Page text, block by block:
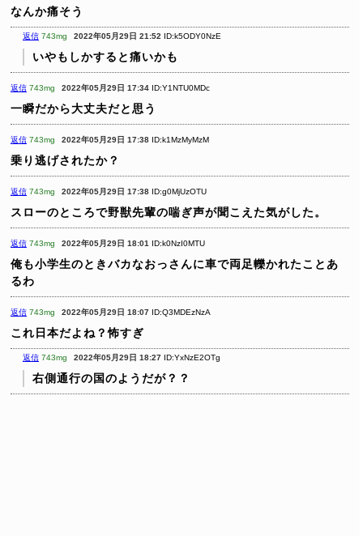
なんか痛そう
返信 743mg 2022年05月29日 21:52 ID:k5ODY0NzE
いやもしかすると痛いかも
返信 743mg 2022年05月29日 17:34 ID:Y1NTU0MDc
一瞬だから大丈夫だと思う
返信 743mg 2022年05月29日 17:38 ID:k1MzMyMzM
乗り逃げされたか？
返信 743mg 2022年05月29日 17:38 ID:g0MjUzOTU
スローのところで野獣先輩の喘ぎ声が聞こえた気がした。
返信 743mg 2022年05月29日 18:01 ID:k0NzI0MTU
俺も小学生のときバカなおっさんに車で両足轢かれたことあ
るわ
返信 743mg 2022年05月29日 18:07 ID:Q3MDEzNzA
これ日本だよね？怖すぎ
返信 743mg 2022年05月29日 18:27 ID:YxNzE2OTg
右側通行の国のようだが？？